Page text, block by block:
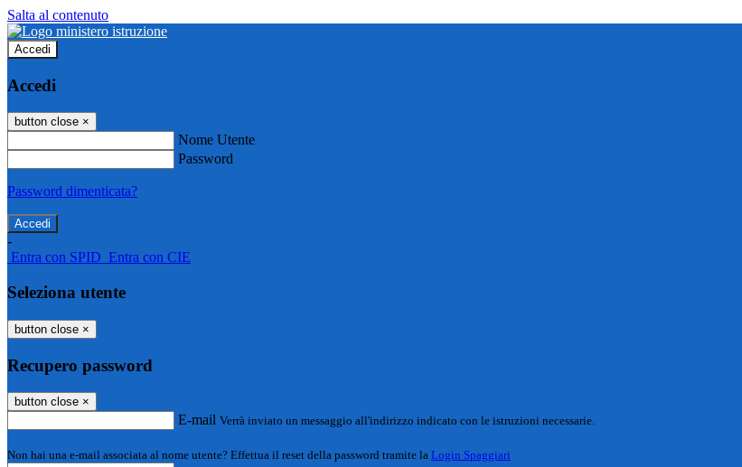
Salta al contenuto
Accedi
Accedi
button close ×
Nome Utente
Password
Password dimenticata?
-
Entra con SPID Entra con CIE
Seleziona utente
button close ×
Recupero password
button close ×
E-mail Verrà inviato un messaggio all'indirizzo indicato con le istruzioni necessarie.
Non hai una e-mail associata al nome utente? Effettua il reset della password tramite la Login Spaggiari